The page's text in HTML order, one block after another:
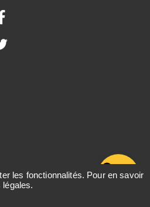
Facebook
Twitter
les fonctionnalités. Pour en savoir